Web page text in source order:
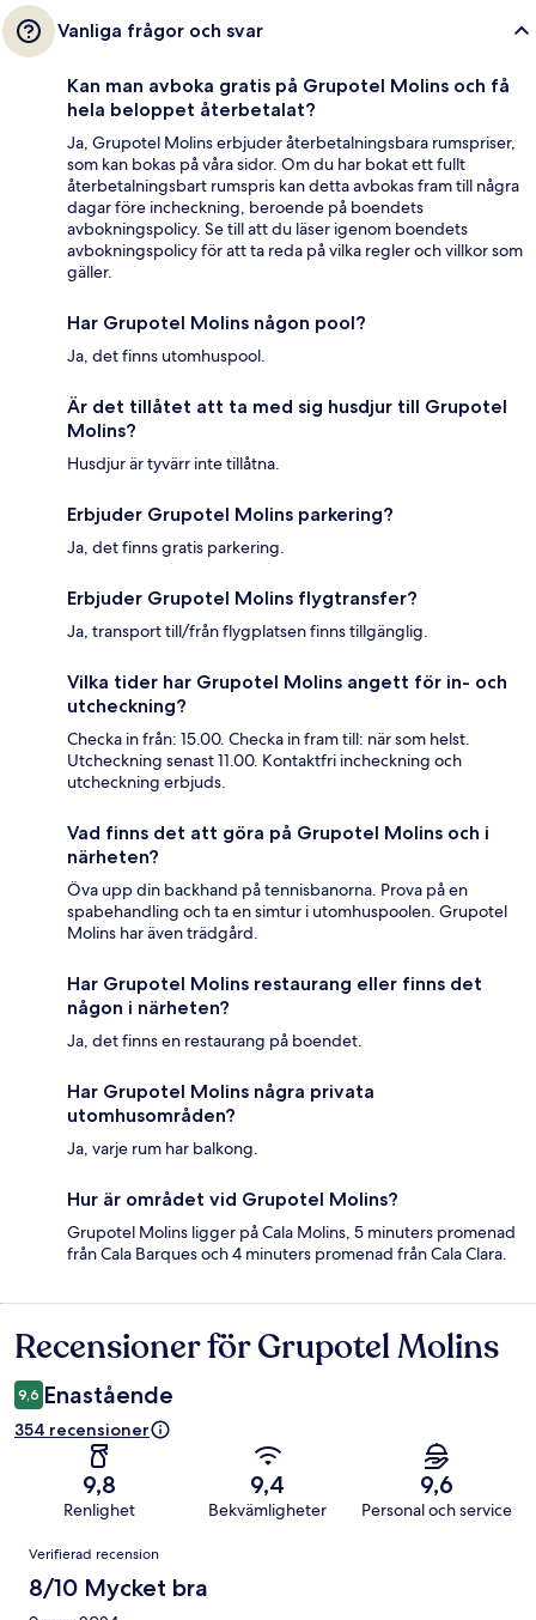
Vanliga frågor och svar
Kan man avboka gratis på Grupotel Molins och få
hela beloppet återbetalat?
Ja, Grupotel Molins erbjuder återbetalningsbara rumspriser,
som kan bokas på våra sidor. Om du har bokat ett fullt
återbetalningsbart rumspris kan detta avbokas fram till några
dagar före incheckning, beroende på boendets
avbokningspolicy. Se till att du läser igenom boendets
avbokningspolicy för att ta reda på vilka regler och villkor som
gäller.
Har Grupotel Molins någon pool?
Ja, det finns utomhuspool.
Är det tillåtet att ta med sig husdjur till Grupotel
Molins?
Husdjur är tyvärr inte tillåtna.
Erbjuder Grupotel Molins parkering?
Ja, det finns gratis parkering.
Erbjuder Grupotel Molins flygtransfer?
Ja, transport till/från flygplatsen finns tillgänglig.
Vilka tider har Grupotel Molins angett för in- och
utcheckning?
Checka in från: 15.00. Checka in fram till: när som helst.
Utcheckning senast 11.00. Kontaktfri incheckning och
utcheckning erbjuds.
Vad finns det att göra på Grupotel Molins och i
närheten?
Öva upp din backhand på tennisbanorna. Prova på en
spabehandling och ta en simtur i utomhuspoolen. Grupotel
Molins har även trädgård.
Har Grupotel Molins restaurang eller finns det
någon i närheten?
Ja, det finns en restaurang på boendet.
Har Grupotel Molins några privata
utomhusområden?
Ja, varje rum har balkong.
Hur är området vid Grupotel Molins?
Grupotel Molins ligger på Cala Molins, 5 minuters promenad
från Cala Barques och 4 minuters promenad från Cala Clara.
Recensioner
Recensioner för Grupotel Molins
9,6 Enastående
354 recensioner
9,8
Renlighet
9,4
Bekvämligheter
9,6
Personal och service
Recensioner
Verifierad recension
8/10 Mycket bra